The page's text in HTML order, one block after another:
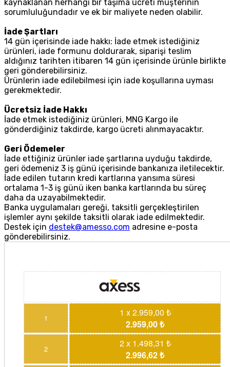
kaynaklanan herhangi bir taşıma ücreti müşterinin
sorumluluğundadır ve ek bir maliyete neden olabilir.
İade Şartları
14 gün içerisinde iade hakkı: İade etmek istediğiniz
ürünleri, iade formunu doldurarak, siparişi teslim
aldığınız tarihten itibaren 14 gün içerisinde ürünle birlikte
geri gönderebilirsiniz.
Ürünlerin iade edilebilmesi için iade koşullarına uyması
gerekmektedir.
Ücretsiz İade Hakkı
İade etmek istediğiniz ürünleri, MNG Kargo ile
gönderdiğiniz takdirde, kargo ücreti alınmayacaktır.
Geri Ödemeler
İade ettiğiniz ürünler iade şartlarına uyduğu takdirde,
geri ödemeniz 3 iş günü içerisinde bankanıza iletilecektir.
İade edilen tutarın kredi kartlarına yansıma süresi
ortalama 1-3 iş günü iken banka kartlarında bu süreç
daha da uzayabilmektedir.
Banka uygulamaları gereği, taksitli gerçekleştirilen
işlemler aynı şekilde taksitli olarak iade edilmektedir.
Destek için destek@amesso.com adresine e-posta
gönderebilirsiniz.
1
1 x 2.959,00 ₺
2.959,00 ₺
2
2 x 1.498,31 ₺
2.996,62 ₺